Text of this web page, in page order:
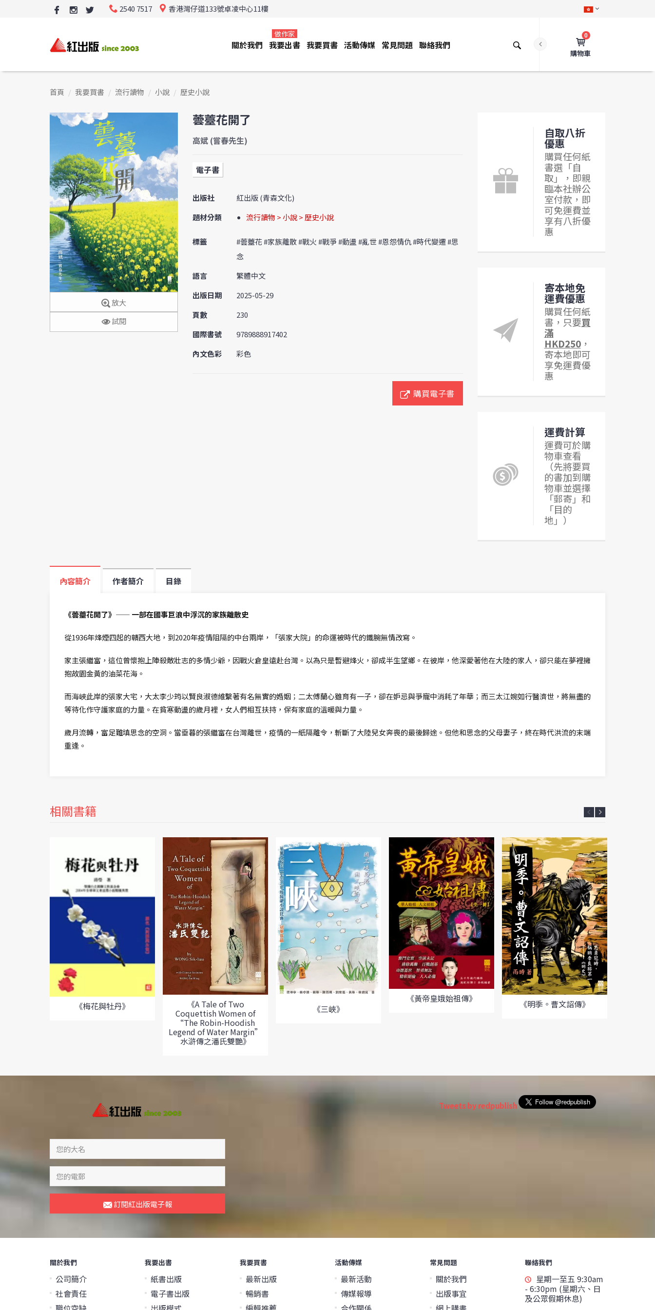
2540 7517 香港灣仔道133號卓凌中心11樓
0
購物車
關於我們 我要出書
做作家
我要買書 活動傳媒 常見問題 聯絡我們
首頁 我要買書 流行讀物 小說 歷史小說
放大
試閱
蕓薹花開了
高斌 (嘗春先生)
電子書
出版社
紅出版 (青森文化)
題材分類
流行讀物 > 小說 > 歷史小說
標籤
#蕓薹花 #家族離散 #戰火 #戰爭 #動盪 #亂世 #恩怨情仇 #時代變遷 #思
念
語言
繁體中文
出版日期
2025-05-29
頁數
230
國際書號
9789888917402
內文色彩
彩色
購買電子書
自取八折
優惠
購買任何紙
書選「自
取」，即親
臨本社辦公
室付款，即
可免運費並
享有八折優
惠
寄本地免
運費優惠
購買任何紙
書，只要買
滿
HKD250，
寄本地即可
享免運費優
惠
運費計算
運費可於購
物車查看
（先將要買
的書加到購
物車並選擇
「郵寄」和
「目的
地」）
內容簡介 作者簡介 目錄
《蕓薹花開了》—— 一部在國事巨浪中浮沉的家族離散史
從1936年烽煙四起的贛西大地，到2020年疫情阻隔的中台兩岸，「張家大院」的命運被時代的鐵腕無情改寫。
家主張繼富，這位曾懷抱上陣殺敵壯志的多情少爺，因戰火倉皇遠赴台灣。以為只是暫避烽火，卻成半生望鄉。在彼岸，他深愛著他在大陸的家人，卻只能在夢裡擁
抱故園金黃的油菜花海。
而海峽此岸的張家大宅，大太李少筠以賢良淑德維繫著有名無實的婚姻；二太傅蘭心雖育有一子，卻在妒忌與爭寵中消耗了年華；而三太江婉如行醫濟世，將無盡的
等待化作守護家庭的力量。在貧寒動盪的歲月裡，女人們相互扶持，保有家庭的溫暖與力量。
歲月流轉，富足難填思念的空洞。當垂暮的張繼富在台灣離世，疫情的一紙隔離令，斬斷了大陸兒女奔喪的最後歸途。但他和思念的父母妻子，終在時代洪流的末端
重逢。
相關書籍
《梅花與牡丹》 《A Tale of Two
Coquettish Women of
“The Robin-Hoodish
Legend of Water Margin”
水滸傳之潘氏雙艷》
《三峽》
《黃帝皇娥始祖傳》
《明季。曹文詔傳》
訂閱紅出版電子報
Tweets by redpublish
關於我們
公司簡介
社會責任
我要出書
紙書出版
電子書出版
我要買書
最新出版
暢銷書
活動傳媒
最新活動
傳媒報導
常見問題
關於我們
出版事宜
聯絡我們
星期一至五 9:30am
- 6:30pm (星期六、日
及公眾假期休息)